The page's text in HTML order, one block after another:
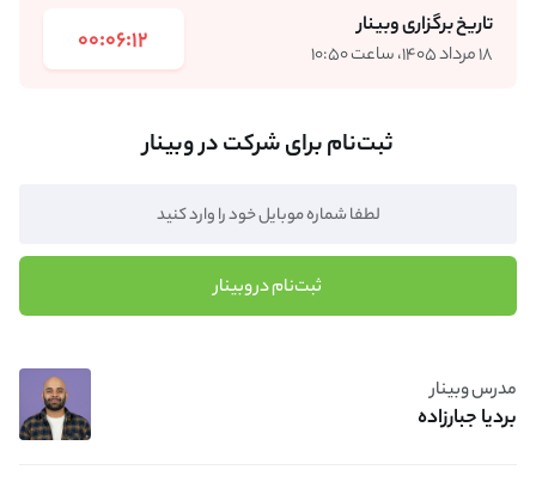
تاریخ برگزاری وبینار
۱۸ مرداد ۱۴۰۵، ساعت ۱۰:۵۰ 00:06:12
ثبت‌نام برای شرکت در وبینار
ثبت‌نام در وبینار
مدرس وبینار
بردیا جبارزاده